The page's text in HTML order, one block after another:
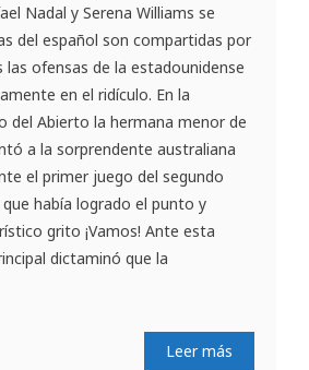
Nadal y Serena Williams se
del español son compartidas por
ofensas de la estadounidense
en el ridículo. En la
del Abierto la hermana menor de
a la sorprendente australiana
el primer juego del segundo
había logrado el punto y
grito ¡Vamos! Ante esta
dictaminó que la
Leer más